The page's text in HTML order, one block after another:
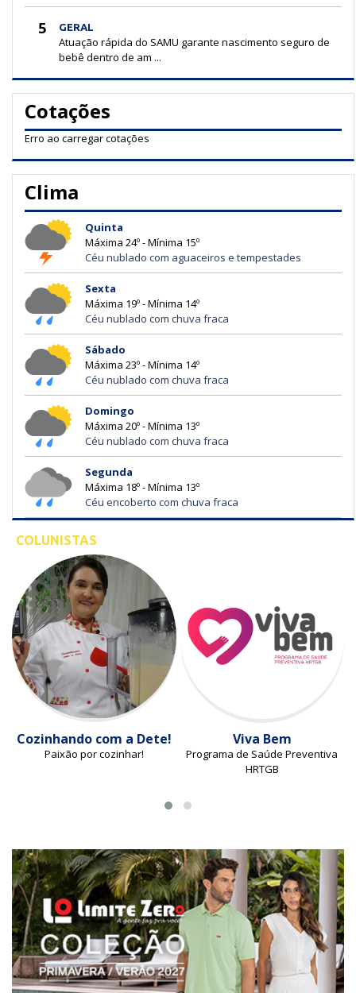
5 GERAL
Atuação rápida do SAMU garante nascimento seguro de
bebê dentro de am ...
Cotações
Erro ao carregar cotações
Clima
Quinta
Máxima 24º - Mínima 15º
Céu nublado com aguaceiros e tempestades
Sexta
Máxima 19º - Mínima 14º
Céu nublado com chuva fraca
Sábado
Máxima 23º - Mínima 14º
Céu nublado com chuva fraca
Domingo
Máxima 20º - Mínima 13º
Céu nublado com chuva fraca
Segunda
Máxima 18º - Mínima 13º
Céu encoberto com chuva fraca
COLUNISTAS
Cozinhando com a Dete!
Paixão por cozinhar!
Viva Bem
Programa de Saúde Preventiva
HRTGB